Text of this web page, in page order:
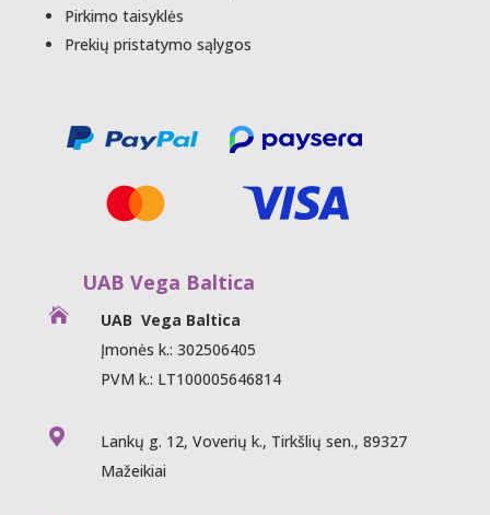
Pirkimo taisyklės
Prekių pristatymo sąlygos
UAB Vega Baltica

UAB Vega Baltica
Įmonės k.: 302506405
PVM k.: LT100005646814

Lankų g. 12, Voverių k., Tirkšlių sen., 89327
Mažeikiai